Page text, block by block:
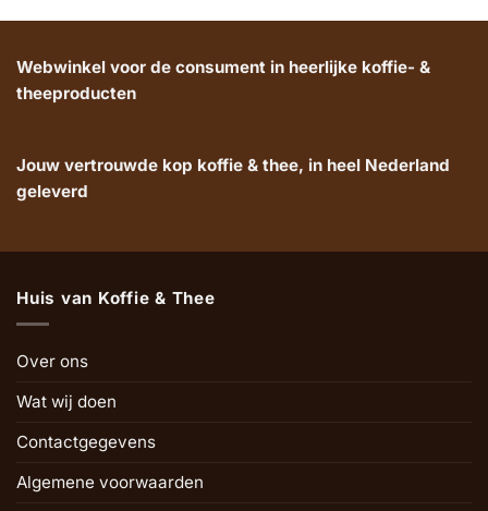
Webwinkel voor de consument in heerlijke koffie- &
theeproducten
Jouw vertrouwde kop koffie & thee, in heel Nederland
geleverd
Huis van Koffie & Thee
Over ons
Wat wij doen
Contactgegevens
Algemene voorwaarden